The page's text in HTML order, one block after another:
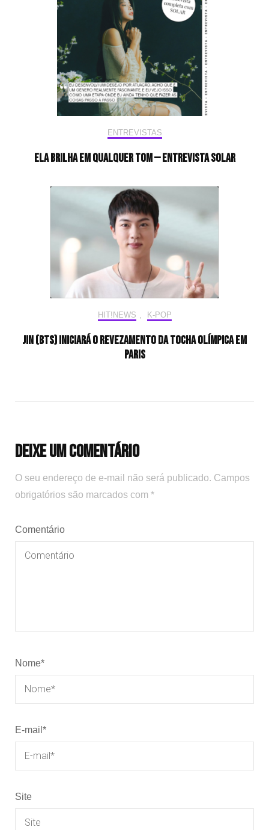
ENTREVISTAS
Ela brilha em qualquer tom — Entrevista Solar
HIT!NEWS , K-POP
Jin (BTS) iniciará o revezamento da tocha olímpica em
Paris
Deixe um comentário
O seu endereço de e-mail não será publicado. Campos
obrigatórios são marcados com *
Comentário
Nome*
E-mail *
Site